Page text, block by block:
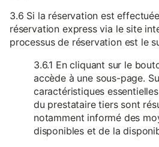
3.6 Si la réservation est
réservation express via le site
processus de réservation est le
3.6.1 En cliquant sur le
accède à une sous-page.
caractéristiques
du prestataire tiers sont
notamment informé des
disponibles et de la